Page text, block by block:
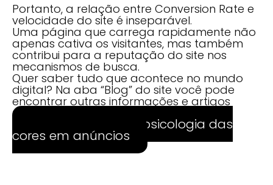
Portanto, a relação entre Conversion Rate e
velocidade do site é inseparável.
Uma página que carrega rapidamente não
apenas cativa os visitantes, mas também
contribui para a reputação do site nos
mecanismos de busca.
Quer saber tudo que acontece no mundo
digital? Na aba “Blog” do site você pode
encontrar outras informações e artigos
relevantes.
Aprenda a usar a psicologia das
cores em anúncios